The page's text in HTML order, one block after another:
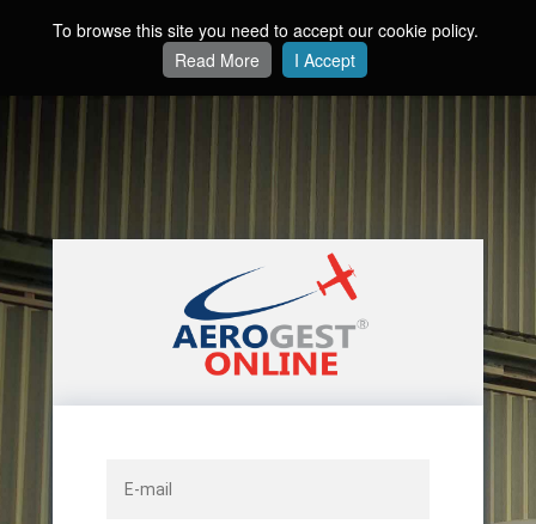
To browse this site you need to accept our cookie policy.
Read More
I Accept